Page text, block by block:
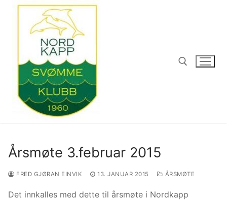
Hopp
innholdet
Søk etter:
Årsmøte 3.februar 2015
FRED GJØRAN EINVIK 13. JANUAR 2015 ÅRSMØTE
Det innkalles med dette til årsmøte i Nordkapp